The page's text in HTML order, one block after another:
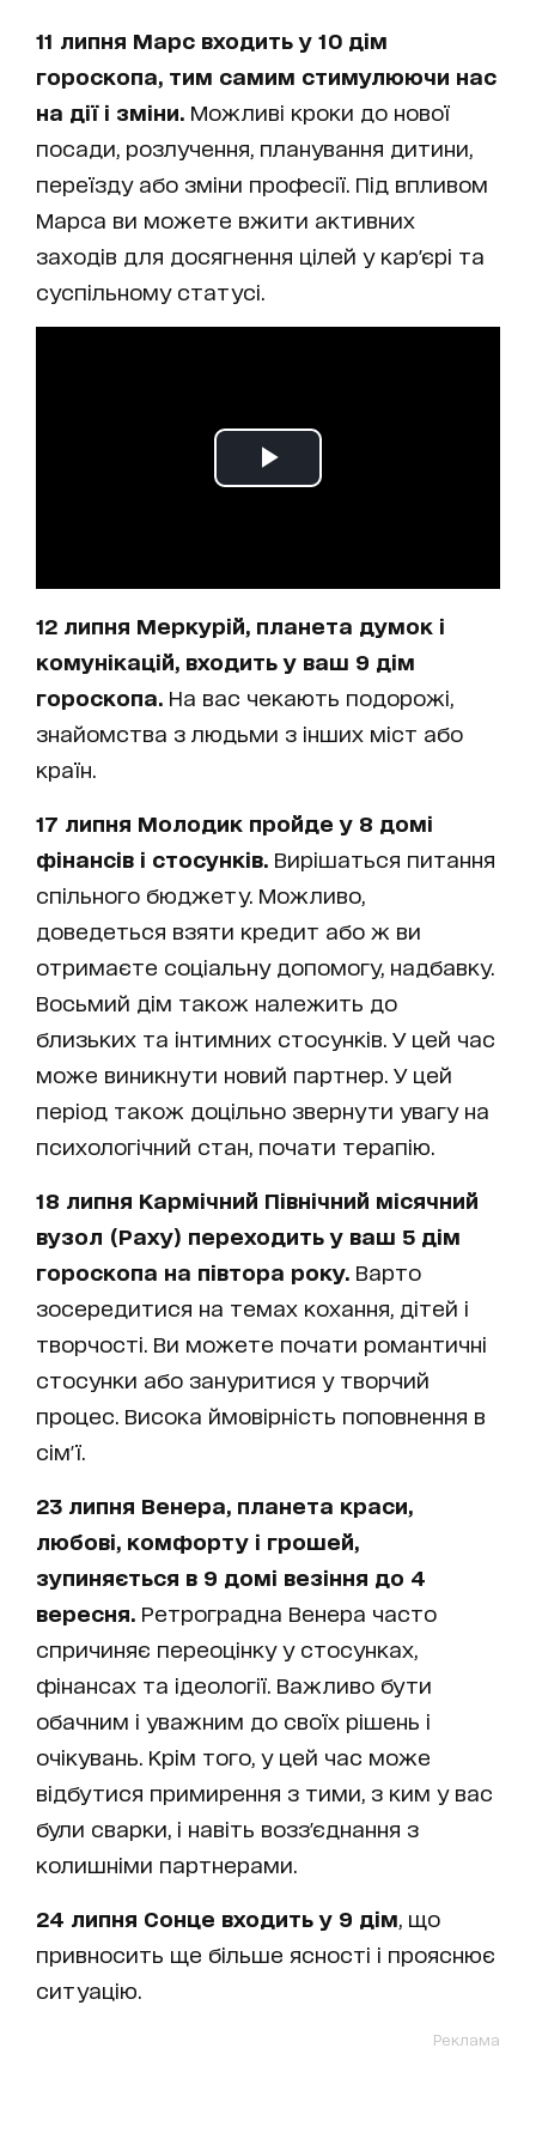
11 липня Марс входить у 10 дім
гороскопа, тим самим стимулюючи нас
на дії і зміни. Можливі кроки до нової
посади, розлучення, планування дитини,
переїзду або зміни професії. Під впливом
Марса ви можете вжити активних
заходів для досягнення цілей у кар'єрі та
суспільному статусі.
12 липня Меркурій, планета думок і
комунікацій, входить у ваш 9 дім
гороскопа. На вас чекають подорожі,
знайомства з людьми з інших міст або
країн.
17 липня Молодик пройде у 8 домі
фінансів і стосунків. Вирішаться питання
спільного бюджету. Можливо,
доведеться взяти кредит або ж ви
отримаєте соціальну допомогу, надбавку.
Восьмий дім також належить до
близьких та інтимних стосунків. У цей час
може виникнути новий партнер. У цей
період також доцільно звернути увагу на
психологічний стан, почати терапію.
18 липня Кармічний Північний місячний
вузол (Раху) переходить у ваш 5 дім
гороскопа на півтора року. Варто
зосередитися на темах кохання, дітей і
творчості. Ви можете почати романтичні
стосунки або зануритися у творчий
процес. Висока ймовірність поповнення в
сім'ї.
23 липня Венера, планета краси,
любові, комфорту і грошей,
зупиняється в 9 домі везіння до 4
вересня. Ретроградна Венера часто
спричиняє переоцінку у стосунках,
фінансах та ідеології. Важливо бути
обачним і уважним до своїх рішень і
очікувань. Крім того, у цей час може
відбутися примирення з тими, з ким у вас
були сварки, і навіть возз'єднання з
колишніми партнерами.
24 липня Сонце входить у 9 дім , що
привносить ще більше ясності і прояснює
ситуацію.
Реклама